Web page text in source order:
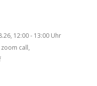
12:00 - 13:00 Uhr
call,